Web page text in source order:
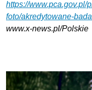
https://www.pca.gov.pl/
foto/akredytowane-
www.x-news.pl/